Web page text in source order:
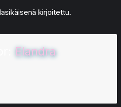
kirjoitettu.
Elandra